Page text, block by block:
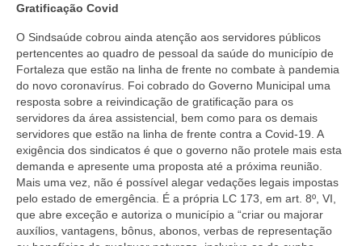
Gratificação Covid
O Sindsaúde cobrou ainda atenção aos servidores públicos
pertencentes ao quadro de pessoal da saúde do município de
Fortaleza que estão na linha de frente no combate à pandemia
do novo coronavírus. Foi cobrado do Governo Municipal uma
resposta sobre a reivindicação de gratificação para os
servidores da área assistencial, bem como para os demais
servidores que estão na linha de frente contra a Covid-19. A
exigência dos sindicatos é que o governo não protele mais esta
demanda e apresente uma proposta até a próxima reunião.
Mais uma vez, não é possível alegar vedações legais impostas
pelo estado de emergência. É a própria LC 173, em art. 8º, VI,
que abre exceção e autoriza o município a “criar ou majorar
auxílios, vantagens, bônus, abonos, verbas de representação